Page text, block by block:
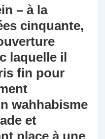
– à la
cinquante,
laquelle il
fin pour
wahhabisme
et